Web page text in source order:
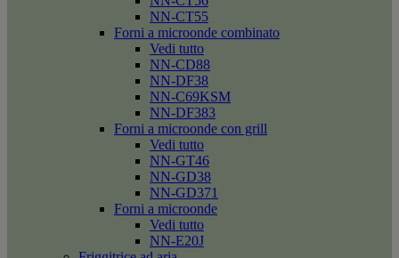
NN-CT55
Forni a microonde combinato
Vedi tutto
NN-CD88
NN-DF38
NN-C69KSM
NN-DF383
Forni a microonde con grill
Vedi tutto
NN-GT46
NN-GD38
NN-GD371
Forni a microonde
Vedi tutto
NN-E20J